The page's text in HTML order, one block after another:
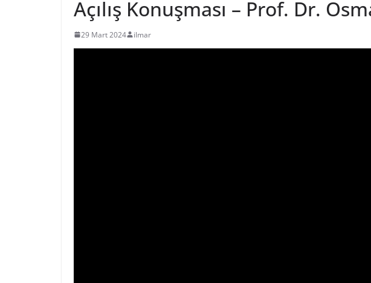
Açılış Konuşması – Prof. Dr.
29 Mart 2024 ilmar